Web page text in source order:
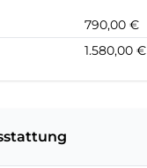
790,00 €
1.580,00 €